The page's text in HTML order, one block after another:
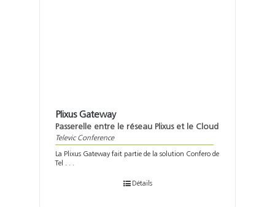
Plixus Gateway
Passerelle entre le réseau Plixus et le Cloud
Televic Conference
La Plixus Gateway fait partie de la solution Confero de
Tel . . .
Détails